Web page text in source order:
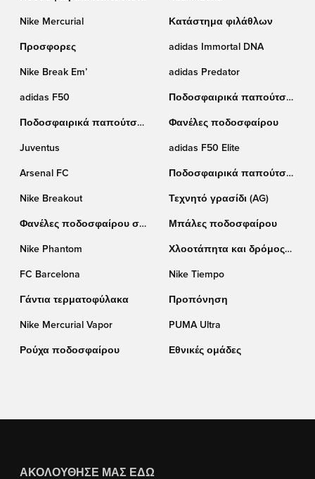
Nike Mercurial Κατάστημα φιλάθλων
Προσφορες adidas Immortal DNA
Nike Break Em’ adidas Predator
adidas F50
Ποδοσφαιρικά παπούτσια
Ποδοσφαιρικά παπούτσια
Φανέλες ποδοσφαίρου
Juventus adidas F50 Elite
Arsenal FC
Ποδοσφαιρικά παπούτσια
Nike Breakout
Τεχνητό γρασίδι (AG)
Φανέλες ποδοσφαίρου σε
Μπάλες ποδοσφαίρου
Nike Phantom
Χλοοτάπητα και δρόμος
FC Barcelona
Nike Tiempo
Γάντια τερματοφύλακα Προπόνηση
Nike Mercurial Vapor PUMA Ultra
Ρούχα ποδοσφαίρου Εθνικές ομάδες
ΑΚΟΛΟΎΘΗΣΈ ΜΑΣ ΕΔΏ